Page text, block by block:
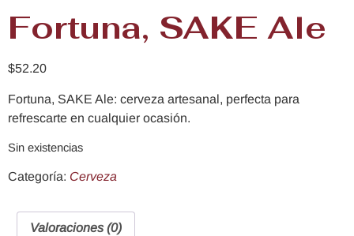
Fortuna, SAKE Ale
$52.20
Fortuna, SAKE Ale: cerveza artesanal, perfecta para
refrescarte en cualquier ocasión.
Sin existencias
Categoría: Cerveza
Valoraciones (0)